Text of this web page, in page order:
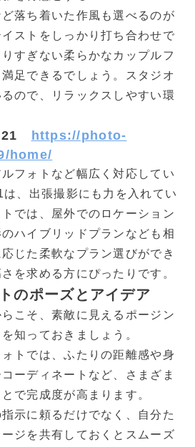
落ち着いた作風も選べるのが
ストをしっかり打ち合わせで
すぎない柔らかなカップルフ
足できるでしょう。スタジオ
ので、リラックスしやすい環
21 https://photo-
home/
フォトなど幅広く対応してい
、出張撮影にも力を入れてい
では、屋外でのロケーション
ハイブリッドプランなども相
じた柔軟なプラン選びができ
を求める方にぴったりです。
のポーズとアイデア
こそ、素敵に見えるポージン
知っておきましょう。
トでは、ふたりの距離感や身
ーディネートなど、さまざま
で完成度が高まります。
示に頼るだけでなく、自分た
ジを共有しておくとスムーズ